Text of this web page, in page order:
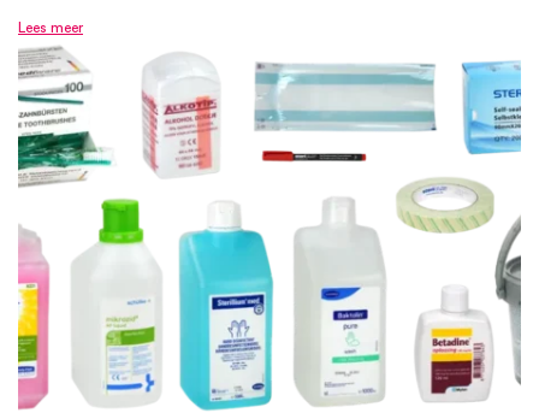
handelingen en voor snelle en effectieve handhygiëne zonder water. |
Instrumentenreiniging: speciaal ontwikkeld voor medische instrumenten. |
Oppervlakte desinfectie: voor het reinigen van werkbladen, apparatuur en
behandelruimtes. | Sterilisatie: voor het grondig reinigen van instrumenten
en hulpmiddelen. | Tandenborstels: voor het hygiënisch schoonhouden van
de mond. | Een greep uit de producenten: Hartmann, Stericlin, Rheosol en
Ecolab. Onze producten zijn effectief, gebruiksvriendelijk en geschikt voor
dagelijks gebruik.
Lees meer